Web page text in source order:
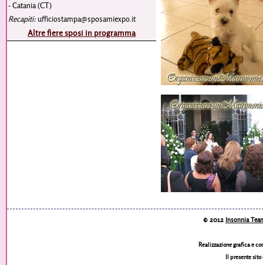
- Catania (CT)
Recapiti: ufficiostampa@sposamiexpo.it
Altre fiere sposi in programma
© 2012 Insonnia
Realizzazione grafica e
Il presente